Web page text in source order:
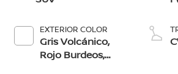
EXTERIOR COLOR
Gris Volcánico,
Rojo Burdeos,